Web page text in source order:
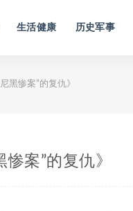
生活健康 历史军事
黑惨案”的复仇》
案”的复仇》